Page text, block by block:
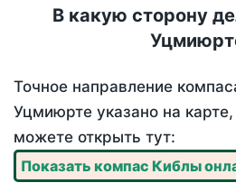
В какую сторону
Точное направление
Уцмиюрте указано на
можете открыть тут:
Показать компас Киблы